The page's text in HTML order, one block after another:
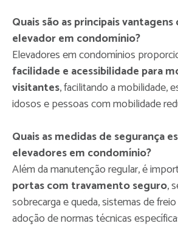
Quais são as principais
elevador em condomínio?
Elevadores em condomínios
facilidade e acessibilidade para
visitantes, facilitando a mobilidade,
idosos e pessoas com mobilidade
Quais as medidas de segurança
elevadores em condomínio?
Além da manutenção regular, é
portas com travamento seguro,
sobrecarga e queda, sistemas de
adoção de normas técnicas